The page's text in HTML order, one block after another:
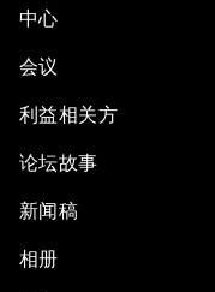
中心
会议
利益相关方
论坛故事
新闻稿
相册